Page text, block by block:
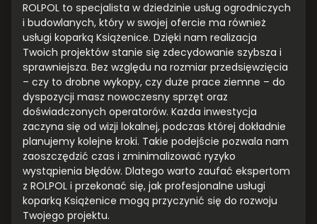
ROLPOL to specjalista w dziedzinie usług ogrodniczych
i budowlanych, który w swojej ofercie ma również
usługi koparką Książenice. Dzięki nam realizacja
Twoich projektów stanie się zdecydowanie szybsza i
sprawniejsza. Bez względu na rozmiar przedsięwzięcia
– czy to drobne wykopy, czy duże prace ziemne – do
dyspozycji masz nowoczesny sprzęt oraz
doświadczonych operatorów. Każda inwestycja
zaczyna się od wizji lokalnej, podczas której dokładnie
planujemy kolejne kroki. Takie podejście pozwala nam
zaoszczędzić czas i zminimalizować ryzyko
wystąpienia błędów. Dlatego warto zaufać ekspertom
z ROLPOL i przekonać się, jak profesjonalne usługi
koparką Książenice mogą przyczynić się do rozwoju
Twojego projektu.